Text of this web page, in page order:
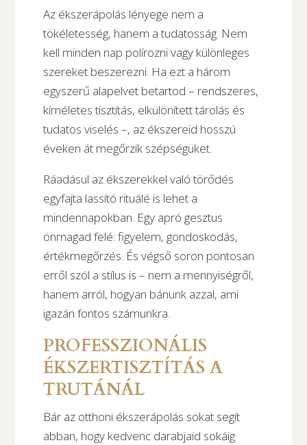
Az ékszerápolás lényege nem a
tökéletesség, hanem a tudatosság. Nem
kell minden nap polírozni vagy különleges
szereket beszerezni. Ha ezt a három
egyszerű alapelvet betartod – rendszeres,
kíméletes tisztítás, elkülönített tárolás és
tudatos viselés –, az ékszereid hosszú
éveken át megőrzik szépségüket.
Ráadásul az ékszerekkel való törődés
egyfajta lassító rituálé is lehet a
mindennapokban. Egy apró gesztus
önmagad felé: figyelem, gondoskodás,
értékmegőrzés. És végső soron pontosan
erről szól a stílus is – nem a mennyiségről,
hanem arról, hogyan bánunk azzal, ami
igazán fontos számunkra.
PROFESSZIONÁLIS
ÉKSZERTISZTÍTÁS A
TRUTÁNÁL
Bár az otthoni ékszerápolás sokat segít
abban, hogy kedvenc darabjaid sokáig